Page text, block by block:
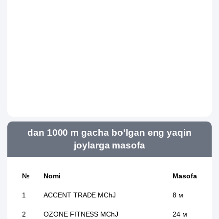
dan 1000 m gacha bo'lgan eng yaqin
joylarga masofa
№ Nomi Masofa
1 ACCENT TRADE MChJ 8 м
2 OZONE FITNESS MChJ 24 м